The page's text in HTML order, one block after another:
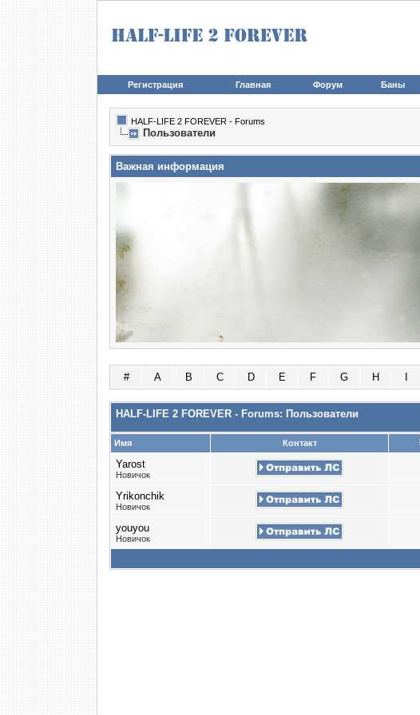
Регистрация Главная Форум Баны
HALF-LIFE 2 FOREVER - Forums
Пользователи
Важная информация
# A B C D E F G H
HALF-LIFE 2 FOREVER - Forums: Пользователи
Имя Контакт
Yarost
Новичок
Yrikonchik
Новичок
youyou
Новичок